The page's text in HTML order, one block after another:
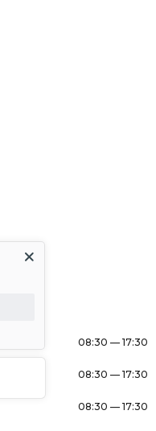
08:30 — 17:30
08:30 — 17:30
08:30 — 17:30